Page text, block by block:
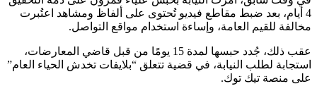
4 أيام، بعد ضبط مقاطع فيديو تُحتوى على ألفاظ ومشاهد اعتُبرت
مخالفة للقيم العامة، وإساءة استخدام مواقع التواصل.
عقب ذلك، جُدد حبسها لمدة 15 يومًا من قبل قاضي المعارضات،
استجابة لطلب النيابة، في قضية تتعلق “بلايفات تخدش الحياء العام”
على منصة تيك توك.